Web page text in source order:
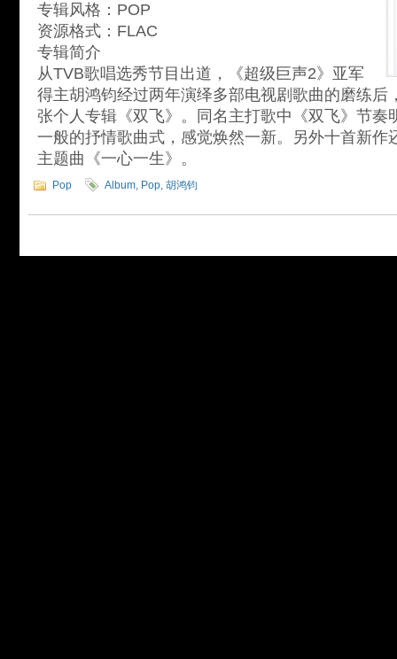
专辑风格：POP
资源格式：FLAC
专辑简介
从TVB歌唱选秀节目出道，《超级巨声2》亚军
得主胡鸿钧经过两年演绎多部电视剧歌曲的磨练后
张个人专辑《双飞》。同名主打歌中《双飞》节奏
一般的抒情歌曲式，感觉焕然一新。另外十首新作
主题曲《一心一生》。
Pop Album, Pop, 胡鸿钧